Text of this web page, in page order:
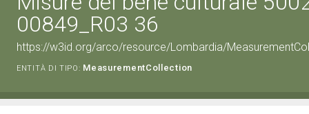
00849_R03 36
https://w3id.org/arco/resource/Lombardia/
ENTITÀ DI TIPO: MeasurementCollection